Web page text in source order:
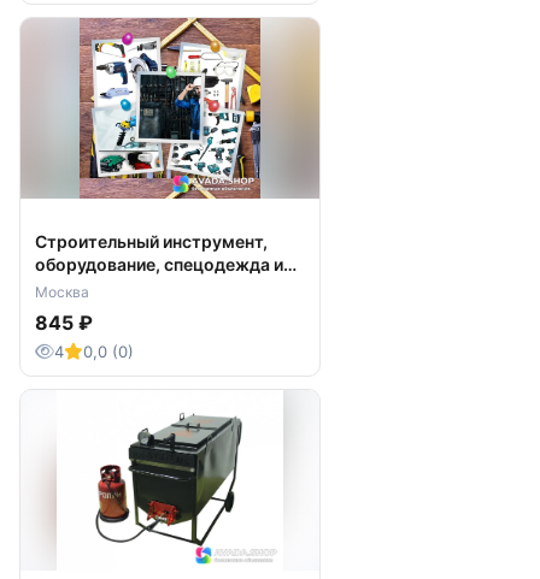
Строительный инструмент,
оборудование, спецодежда и
СИЗ
Москва
845 ₽
4 0,0 (0)